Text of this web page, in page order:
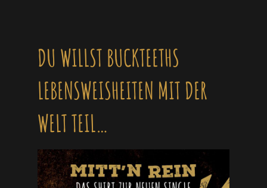
DU WILLST BUCKTEETHS
LEBENSWEISHEITEN MIT DER
WELT TEIL…